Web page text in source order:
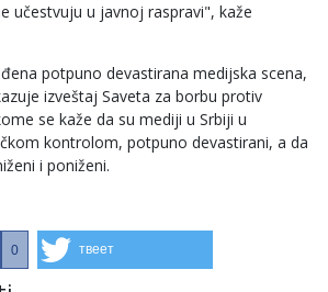
učestvuju u javnoj raspravi", kaže
potpuno devastirana medijska scena,
izveštaj Saveta za borbu protiv
se kaže da su mediji u Srbiji u
kontrolom, potpuno devastirani, a da
i poniženi.
0 твеет